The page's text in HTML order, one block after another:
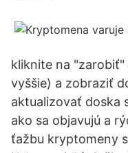
kliknite na
vyššie) a zobraziť
aktualizovať doska
ako sa objavujú a
ťažbu kryptomeny